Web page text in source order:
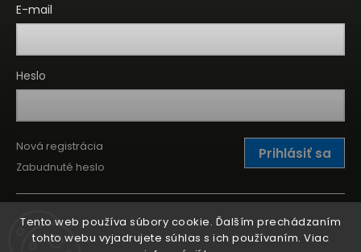
Tento web používa súbory cookie. Ďalším prechádzaním
tohto webu vyjadrujete súhlas s ich používaním. Viac
E-mail
Heslo
Prihlásiť sa
Nová registrácia
Zabudnuté heslo